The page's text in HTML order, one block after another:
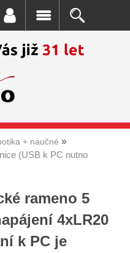
+ naučné
(USB k PC nutno
rameno 5
4xLR20
k PC je